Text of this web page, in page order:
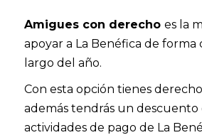
Amigues con derecho es la
apoyar a La Benéfica de forma
largo del año.
Con esta opción tienes
además tendrás un descuento
actividades de pago de La